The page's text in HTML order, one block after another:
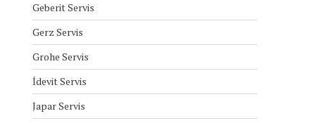
Geberit Servis
Gerz Servis
Grohe Servis
İdevit Servis
Japar Servis